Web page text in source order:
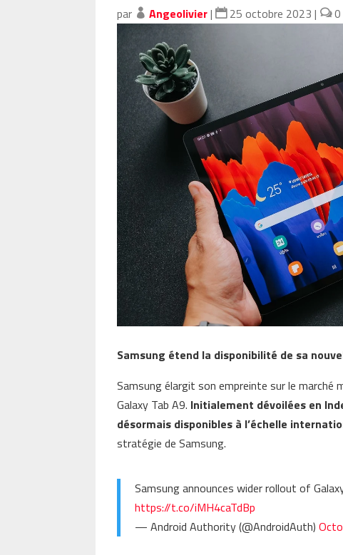
par Angeolivier| 25 octobre 2023 |
Samsung étend la disponibilité de sa
Samsung élargit son empreinte sur le marché
Galaxy Tab A9. Initialement dévoilées en
désormais disponibles à l’échelle
stratégie de Samsung.
Samsung announces wider rollout of
https://t.co/iMH4caTdBp
— Android Authority (@AndroidAuth)